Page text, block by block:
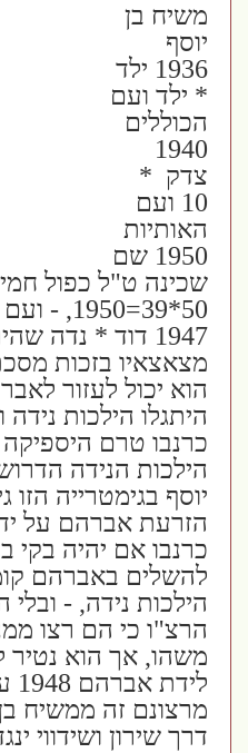
משיח בן
יוסף
1936 ילד
* ילד ועם
הכוללים
1940
צדק *
10 ועם
האותיות
1950 שם
שכינה ט"ל כפול
1947 דוד * נדה
מצאצאיו בזכות
הוא יכול לעזור
היתגלו הילכות נידה
כרנבו טרם היספיקה
הילכות הנידה
יוסף בגימטרייה הזו
הזרעת אברהם על
כרנבו אם יהיה בקי
להשלים באברהם
הרצ"ו כי הם רצו
משהו, אך הוא נטיר
לידת
מרצונם זה ממשיח בן
דרך שירון ושידווי ינגד.